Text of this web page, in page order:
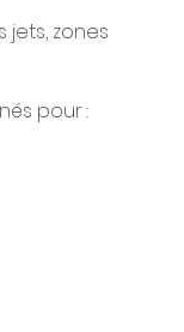
jets, zones
pour :